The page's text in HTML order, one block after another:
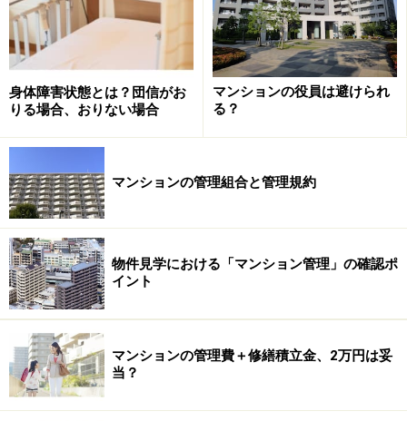
大切なのは管理の形態よりもその実態であり、管理形態
にとらわれることなく、現実の管理状態を把握すること
が必要です。管理組合や理事会が主体性をもってきちん
と機能しているかどうかについても、売主に確認してみ
ましょう。
とはいえ、不審者も多い昨今ですから管理員が常駐して
いれば少しは安心できます。しかし、管理員が24時間常
駐というマンションは限られるため、管理員の勤務時間
や休日などについても確認しておきたいところです。
共用部分の清掃状態を確認する
エントランスや廊下をはじめ、
身体障害状態とは？団信がお
りる場合、おりない場合
マンションの役員は避けられ
る？
マンションの管理組合と管理規約
物件見学における「マンション管理」の確認ポ
イント
マンションの管理費＋修繕積立金、2万円は妥
当？